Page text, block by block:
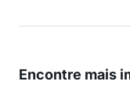
Encontre mais